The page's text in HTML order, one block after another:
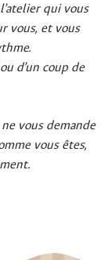
qui vous
vous, et vous
d’un coup de
vous demande
vous êtes,